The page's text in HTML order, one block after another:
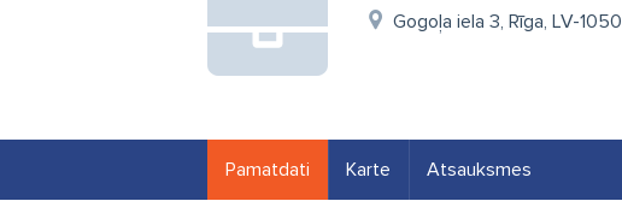
Gogoļa iela 3, Rīga, LV-1050
Pamatdati Karte Atsauksmes